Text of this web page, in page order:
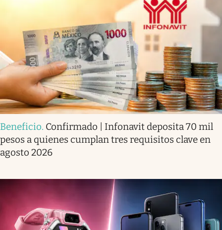
Beneficio. Confirmado | Infonavit deposita 70 mil
pesos a quienes cumplan tres requisitos clave en
agosto 2026